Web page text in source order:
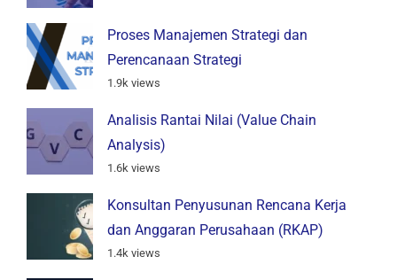
Proses Manajemen Strategi dan
Perencanaan Strategi
1.9k views
Analisis Rantai Nilai (Value Chain
Analysis)
1.6k views
Konsultan Penyusunan Rencana Kerja
dan Anggaran Perusahaan (RKAP)
1.4k views